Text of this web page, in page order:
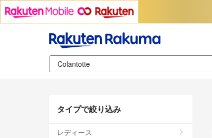
タイプで絞り込み
レディース